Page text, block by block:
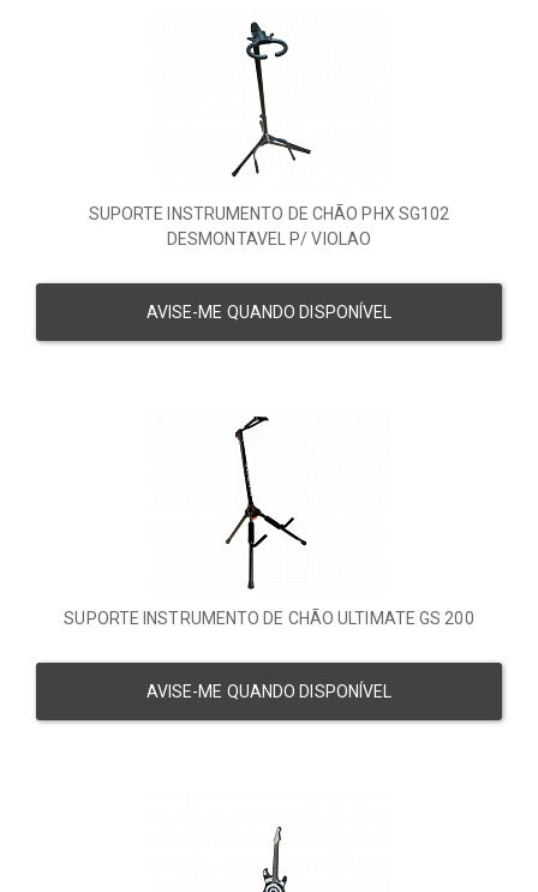
SUPORTE INSTRUMENTO DE CHÃO PHX SG102
DESMONTAVEL P/ VIOLAO
AVISE-ME QUANDO DISPONÍVEL
SUPORTE INSTRUMENTO DE CHÃO ULTIMATE GS 200
AVISE-ME QUANDO DISPONÍVEL